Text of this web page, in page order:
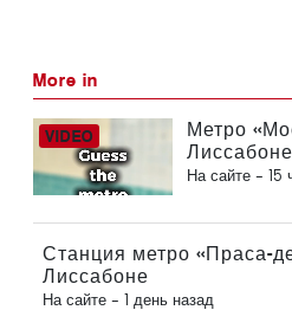
More in
Метро
Лиссабоне
На сайте - 15
Станция метро «Праса-
Лиссабоне
На сайте - 1 день назад